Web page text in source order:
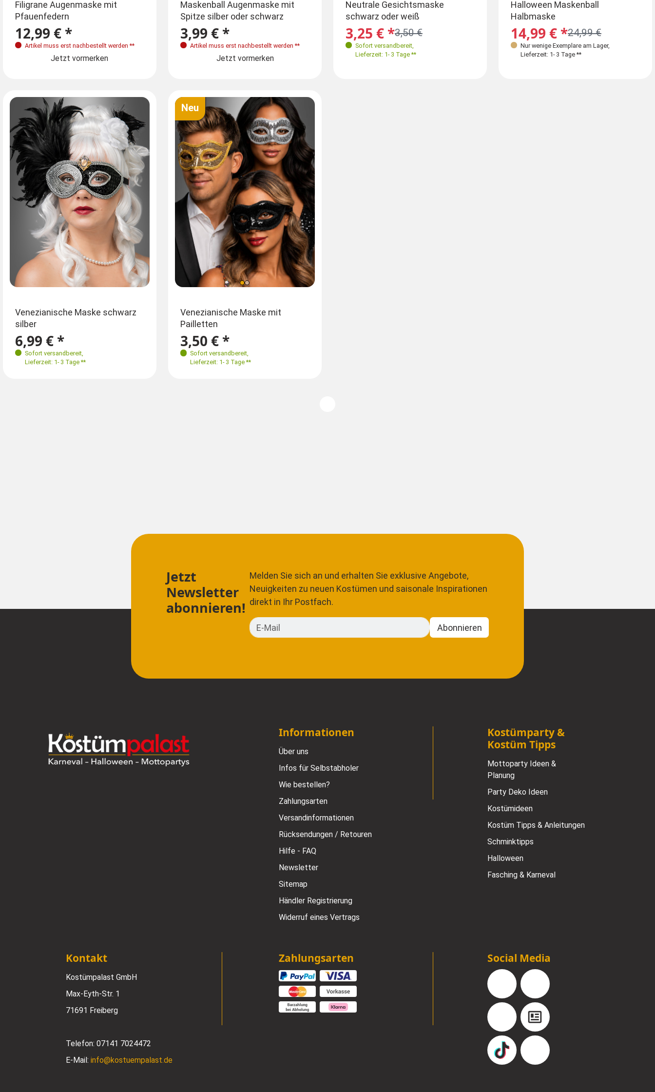
Filigrane Augenmaske mit
Pfauenfedern
12,99 € *
Artikel muss erst nachbestellt werden **
Jetzt vormerken
Farben
Maskenball Augenmaske mit
Spitze silber oder schwarz
3,99 € *
Artikel muss erst nachbestellt werden **
Jetzt vormerken
Farben
Maskenball Augenmaske mit
Spitze silber oder schwarz
Artikel muss erst nachbestellt werden**
Jetzt vormerken
Farben
Neutrale Gesichtsmaske
schwarz oder weiß
3,50 €
3,25 € *
Sofort versandbereit
Lieferzeit: 1- 3 Tage **
FarbenHalloween Maskenball
Halbmaske
24,99 €
14,99 € *
Nur wenige Exemplare am Lager,
Lieferzeit: 1- 3 Tage **
Venezianische Maske schwarz
silber
6,99 € *
Sofort versandbereit
Lieferzeit: 1- 3 Tage **
Neu
Farben
Venezianische Maske mit
Pailletten
3,50 € *
Sofort versandbereit
Lieferzeit: 1- 3 Tage **
Jetzt
Newsletter
abonnieren!
Melden Sie sich an und erhalten Sie exklusive Angebote,
Neuigkeiten zu neuen Kostümen und saisonale Inspirationen
direkt in Ihr Postfach.
E-Mail Abonnieren
Informationen
Über uns
Infos für Selbstabholer
Wie bestellen?
Zahlungsarten
Versandinformationen
Rücksendungen / Retouren
Hilfe - FAQ
Newsletter
Sitemap
Händler Registrierung
Widerruf eines Vertrags
Kostümparty &
Kostüm Tipps
Mottoparty Ideen &
Planung
Party Deko Ideen
Kostümideen
Kostüm Tipps & Anleitungen
Schminktipps
Halloween
Fasching & Karneval
Kontakt
Kostümpalast GmbH
Max-Eyth-Str. 1
71691 Freiberg
Telefon: 07141 7024472
E-Mail: info@kostuempalast.de
Zahlungsarten Social Media
Facebook Instagram
YouTubeBlog
TikTok Pinterest